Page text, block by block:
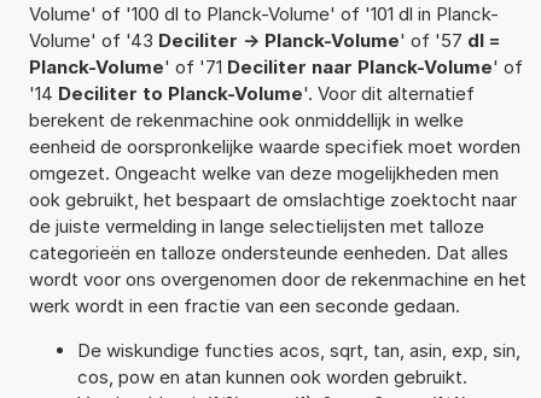
Volume' of '100 dl to Planck-Volume' of '101 dl in Planck-
Volume' of '43 Deciliter -> Planck-Volume' of '57 dl =
Planck-Volume' of '71 Deciliter naar Planck-Volume' of
'14 Deciliter to Planck-Volume'. Voor dit alternatief
berekent de rekenmachine ook onmiddellijk in welke
eenheid de oorspronkelijke waarde specifiek moet worden
omgezet. Ongeacht welke van deze mogelijkheden men
ook gebruikt, het bespaart de omslachtige zoektocht naar
de juiste vermelding in lange selectielijsten met talloze
categorieën en talloze ondersteunde eenheden. Dat alles
wordt voor ons overgenomen door de rekenmachine en het
werk wordt in een fractie van een seconde gedaan.
De wiskundige functies acos, sqrt, tan, asin, exp, sin,
cos, pow en atan kunnen ook worden gebruikt.